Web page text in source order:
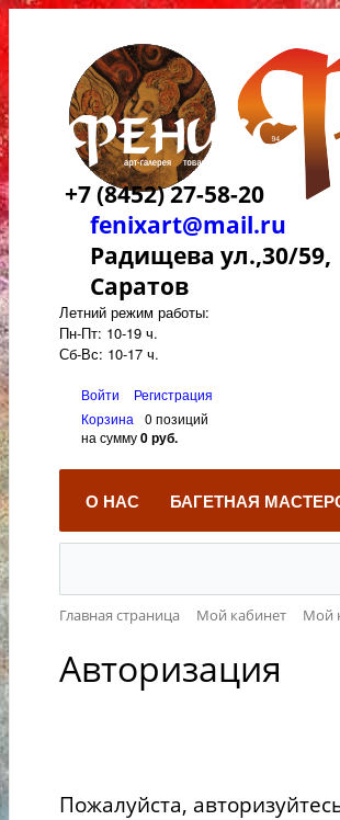
+7 (8452) 27-58-20
fenixart@mail.ru
Радищева ул.,30/59,
Саратов
Летний режим работы:
Пн-Пт: 10-19 ч.
Сб-Вс: 10-17 ч.
Войти
Регистрация
Корзина
0 позиций
на сумму0 руб.
О НАС БАГЕТНАЯ
Главная страница Мой кабинет Мой
Авторизация
Пожалуйста,